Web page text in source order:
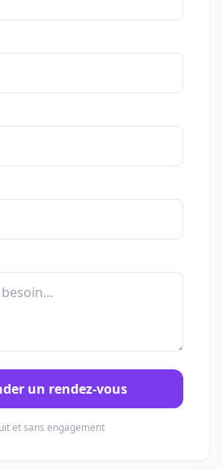
un rendez-vous
et sans engagement